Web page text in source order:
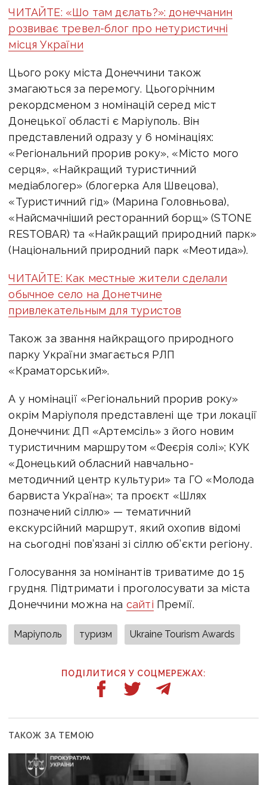
ЧИТАЙТЕ: «Шо там дєлать?»: донеччанин
розвиває тревел-блог про нетуристичні
місця України
Цього року міста Донеччини також
змагаються за перемогу. Цьогорічним
рекордсменом з номінацій серед міст
Донецької області є Маріуполь. Він
представлений одразу у 6 номінаціях:
«Регіональний прорив року», «Місто мого
серця», «Найкращий туристичний
медіаблогер» (блогерка Аля Швецова),
«Туристичний гід» (Марина Головньова),
«Найсмачніший ресторанний борщ» (STONE
RESTOBAR) та «Найкращий природний парк»
(Національний природний парк «Меотида»).
ЧИТАЙТЕ: Как местные жители сделали
обычное село на Донетчине
привлекательным для туристов
Також за звання найкращого природного
парку України змагається РЛП
«Краматорський».
А у номінації «Регіональний прорив року»
окрім Маріуполя представлені ще три локації
Донеччини: ДП «Артемсіль» з його новим
туристичним маршрутом «Феєрія солі»; КУК
«Донецький обласний навчально-
методичний центр культури» та ГО «Молода
барвиста Україна»; та проєкт «Шлях
позначений сіллю» — тематичний
екскурсійний маршрут, який охопив відомі
на сьогодні пов’язані зі сіллю об’єкти регіону.
Голосування за номінантів триватиме до 15
грудня. Підтримати і проголосувати за міста
Донеччини можна на сайті Премії.
Маріуполь туризм Ukraine Tourism Awards
ПОДІЛИТИСЯ У СОЦМЕРЕЖАХ:
ТАКОЖ ЗА ТЕМОЮ